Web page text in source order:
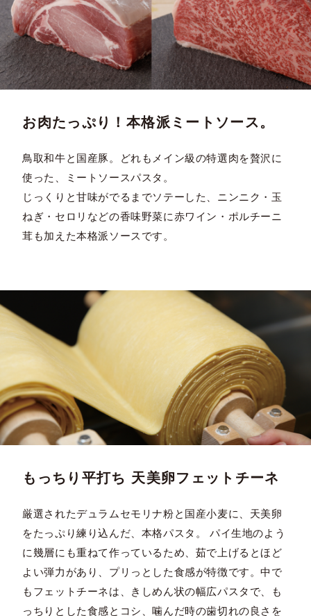
お肉たっぷり！本格派ミートソース。
鳥取和牛と国産豚。どれもメイン級の特選肉を贅沢に
使った、ミートソースパスタ。
じっくりと甘味がでるまでソテーした、ニンニク・玉
ねぎ・セロリなどの香味野菜に赤ワイン・ポルチーニ
茸も加えた本格派ソースです。
もっちり平打ち 天美卵フェットチーネ
厳選されたデュラムセモリナ粉と国産小麦に、天美卵
をたっぷり練り込んだ、本格パスタ。 パイ生地のよう
に幾層にも重ねて作っているため、茹で上げるとほど
よい弾力があり、プリっとした食感が特徴です。中で
もフェットチーネは、きしめん状の幅広パスタで、も
っちりとした食感とコシ、噛んだ時の歯切れの良さを